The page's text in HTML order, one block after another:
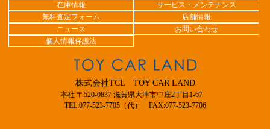
在庫情報
サービス・メンテナンス
無料査定フォーム
店舗情報
ニュース
お問い合わせ
個人情報保護法
株式会社TCL TOY CAR LAND
本社 〒520-0837 滋賀県大津市中庄2丁目1-67
TEL:077-523-7705（代） FAX:077-523-7706